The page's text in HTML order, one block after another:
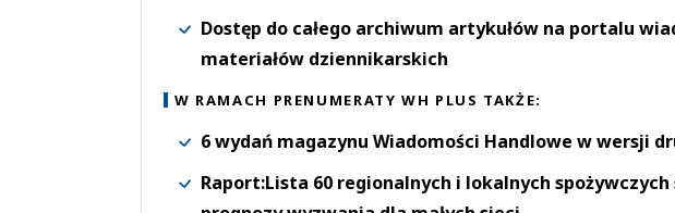
Dostęp do całego archiwum artykułów na portalu
materiałów dziennikarskich
W RAMACH PRENUMERATY WH PLUS TAKŻE:
6 wydań magazynu Wiadomości Handlowe w wersji
Raport:Lista 60 regionalnych i lokalnych